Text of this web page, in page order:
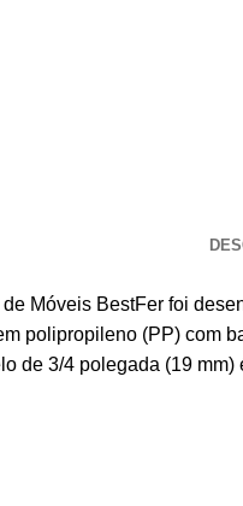
Móveis BestFer foi
polipropileno (PP) com
de 3/4 polegada (19